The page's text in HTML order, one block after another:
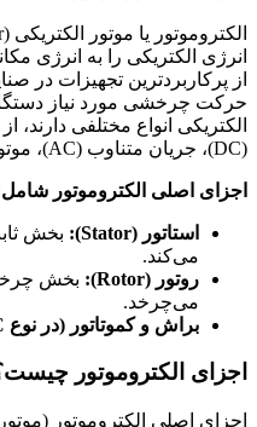
انرژی الکتریکی را به انرژی
از پرکاربردترین تجهیزات در
حرکت چرخشی مورد نیاز
الکتریکی انواع مختلفی
(DC)، جریان متناوب (AC)، موتورهای سه‌فاز و تک‌فاز.
اجزای اصلی الکتروموتور
استاتور (Stator):
بخش
می‌کند.
روتور (Rotor):
بخش
می‌چرخد.
براش و کموتاتور (در نوع DC):
اجزای الکتروموتور
اجزای اصلی الکتروموتور